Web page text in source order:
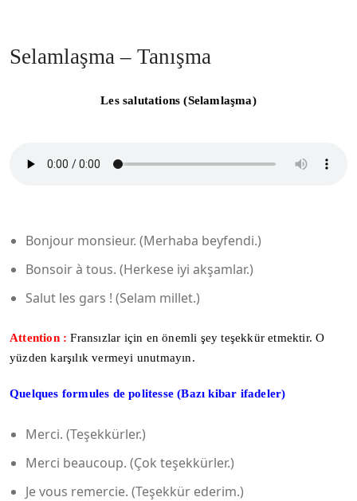
Selamlaşma – Tanışma
Les salutations (Selamlaşma)
Bonjour monsieur. (Merhaba beyfendi.)
Bonsoir à tous. (Herkese iyi akşamlar.)
Salut les gars ! (Selam millet.)
Attention : Fransızlar için en önemli şey teşekkür etmektir. O
yüzden karşılık vermeyi unutmayın.
Quelques formules de politesse (Bazı kibar ifadeler)
Merci. (Teşekkürler.)
Merci beaucoup. (Çok teşekkürler.)
Je vous remercie. (Teşekkür ederim.)